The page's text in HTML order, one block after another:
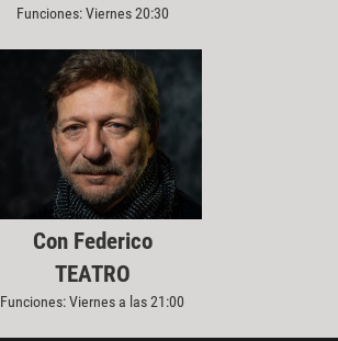
Funciones: Viernes 20:30
Con Federico
TEATRO
Funciones: Viernes a las 21:00